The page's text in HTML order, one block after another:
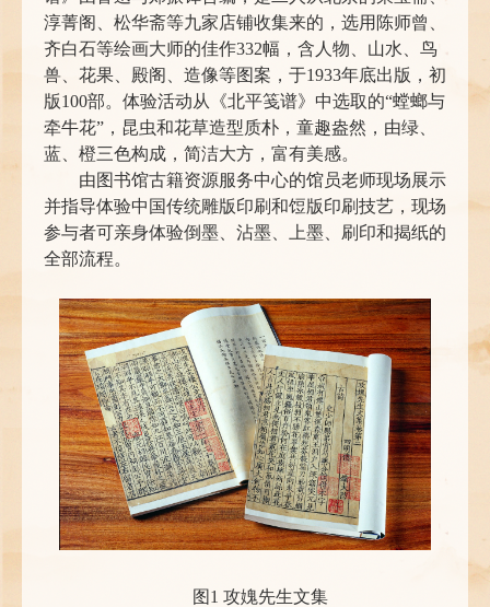
淳菁阁、松华斋等九家店铺收集来的，选用陈师曾、
齐白石等绘画大师的佳作332幅，含人物、山水、鸟
兽、花果、殿阁、造像等图案，于1933年底出版，初
版100部。体验活动从《北平笺谱》中选取的“螳螂与
牵牛花”，昆虫和花草造型质朴，童趣盎然，由绿、
蓝、橙三色构成，简洁大方，富有美感。
由图书馆古籍资源服务中心的馆员老师现场展示
并指导体验中国传统雕版印刷和饾版印刷技艺，现场
参与者可亲身体验倒墨、沾墨、上墨、刷印和揭纸的
全部流程。
图1 攻媿先生文集